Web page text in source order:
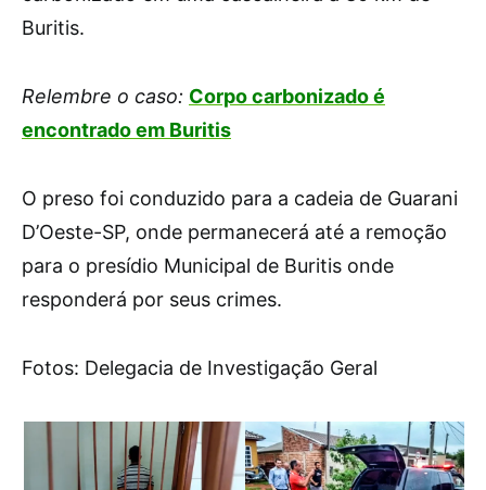
Buritis.
Relembre o caso: Corpo carbonizado é
encontrado em Buritis
O preso foi conduzido para a cadeia de Guarani
D’Oeste-SP, onde permanecerá até a remoção
para o presídio Municipal de Buritis onde
responderá por seus crimes.
Fotos: Delegacia de Investigação Geral